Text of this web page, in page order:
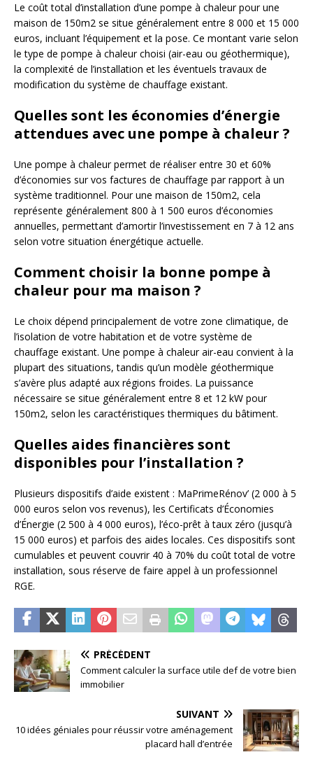
Le coût total d’installation d’une pompe à chaleur pour une
maison de 150m2 se situe généralement entre 8 000 et 15 000
euros, incluant l’équipement et la pose. Ce montant varie selon
le type de pompe à chaleur choisi (air-eau ou géothermique),
la complexité de l’installation et les éventuels travaux de
modification du système de chauffage existant.
Quelles sont les économies d’énergie
attendues avec une pompe à chaleur ?
Une pompe à chaleur permet de réaliser entre 30 et 60%
d’économies sur vos factures de chauffage par rapport à un
système traditionnel. Pour une maison de 150m2, cela
représente généralement 800 à 1 500 euros d’économies
annuelles, permettant d’amortir l’investissement en 7 à 12 ans
selon votre situation énergétique actuelle.
Comment choisir la bonne pompe à
chaleur pour ma maison ?
Le choix dépend principalement de votre zone climatique, de
l’isolation de votre habitation et de votre système de
chauffage existant. Une pompe à chaleur air-eau convient à la
plupart des situations, tandis qu’un modèle géothermique
s’avère plus adapté aux régions froides. La puissance
nécessaire se situe généralement entre 8 et 12 kW pour
150m2, selon les caractéristiques thermiques du bâtiment.
Quelles aides financières sont
disponibles pour l’installation ?
Plusieurs dispositifs d’aide existent : MaPrimeRénov’ (2 000 à 5
000 euros selon vos revenus), les Certificats d’Économies
d’Énergie (2 500 à 4 000 euros), l’éco-prêt à taux zéro (jusqu’à
15 000 euros) et parfois des aides locales. Ces dispositifs sont
cumulables et peuvent couvrir 40 à 70% du coût total de votre
installation, sous réserve de faire appel à un professionnel
RGE.
PRÉCÉDENT
Comment calculer la surface utile def de votre bien
immobilier
SUIVANT
10 idées géniales pour réussir votre aménagement
placard hall d’entrée